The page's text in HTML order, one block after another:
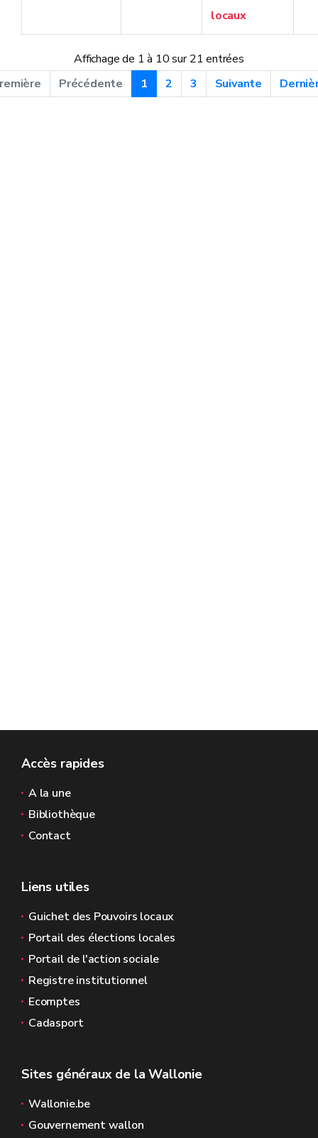
locaux
Affichage de 1 à 10 sur 21 entrées
Précédente 1 2 3 Suivante
Accès rapides
A la une
Bibliothèque
Contact
Liens utiles
Guichet des Pouvoirs locaux
Portail des élections locales
Portail de l'action sociale
Registre institutionnel
Ecomptes
Cadasport
Sites généraux de la Wallonie
Wallonie.be
Gouvernement wallon